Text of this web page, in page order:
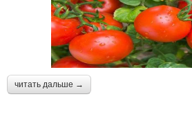
читать дальше →